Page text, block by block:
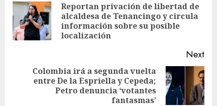
Reportan privación de libertad de
alcaldesa de Tenancingo y circula
información sobre su posible
localización
Next
Colombia irá a segunda vuelta
entre De la Espriella y Cepeda;
Petro denuncia ‘votantes
fantasmas’